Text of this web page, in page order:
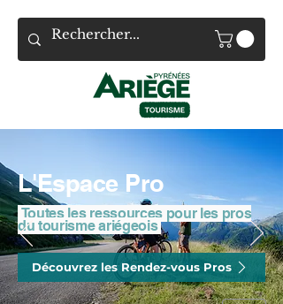
L'Espace Pro
Toutes les ressources pour les pros
du tourisme ariégeois
Découvrez les Rendez-vous Pros